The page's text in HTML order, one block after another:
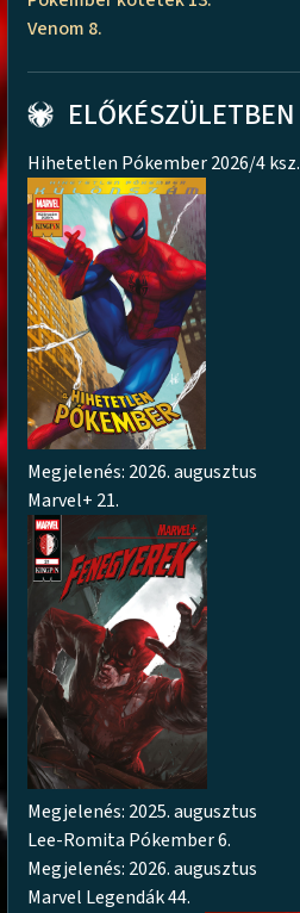
Venom 8.
ELŐKÉSZÜLETBEN
Hihetetlen Pókember 2026/4 ksz.
Megjelenés: 2026. augusztus
Marvel+ 21.
Megjelenés: 2025. augusztus
Lee-Romita Pókember 6.
Megjelenés: 2026. augusztus
Marvel Legendák 44.